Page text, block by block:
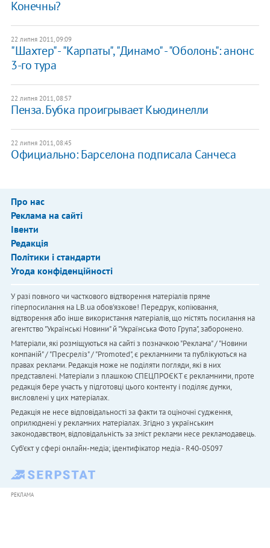
Конечны?
22 липня 2011, 09:09
"Шахтер" - "Карпаты", "Динамо" - "Оболонь": анонс
3-го тура
22 липня 2011, 08:57
Пенза. Бубка проигрывает Кьюдинелли
22 липня 2011, 08:45
Официально: Барселона подписала Санчеса
Про нас
Реклама на сайті
Івенти
Редакція
Політики і стандарти
Угода конфіденційності
У разі повного чи часткового відтворення матеріалів пряме
гіперпосилання на LB.ua обов'язкове! Передрук, копіювання,
відтворення або інше використання матеріалів, що містять посилання на
агентство "Українськi Новини" й "Українська Фото Група", заборонено.
Матеріали, які розміщуються на сайті з позначкою "Реклама" / "Новини
компаній" / "Пресреліз" / "Promoted", є рекламними та публікуються на
правах реклами. Редакція може не поділяти погляди, які в них
представлені. Матеріали з плашкою СПЕЦПРОЄКТ є рекламними, проте
редакція бере участь у підготовці цього контенту і поділяє думки,
висловлені у цих матеріалах.
Редакція не несе відповідальності за факти та оціночні судження,
оприлюднені у рекламних матеріалах. Згідно з українським
законодавством, відповідальність за зміст реклами несе рекламодавець.
Cуб'єкт у сфері онлайн-медіа; ідентифікатор медіа - R40-05097
РЕКЛАМА